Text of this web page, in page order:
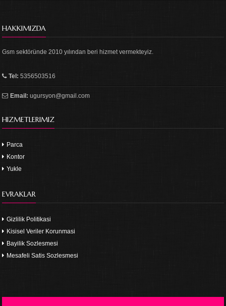
HAKKIMIZDA
Gsm sektöründe 2010 yılından beri hizmet vermekteyiz.
Tel: 5356503516
Email: ugursyon@gmail.com
HIZMETLERIMIZ
Parca
Kontor
Yukle
EVRAKLAR
Gizlilik Politikasi
Kisisel Veriler Korunmasi
Bayilik Sozlesmesi
Mesafeli Satis Sozlesmesi